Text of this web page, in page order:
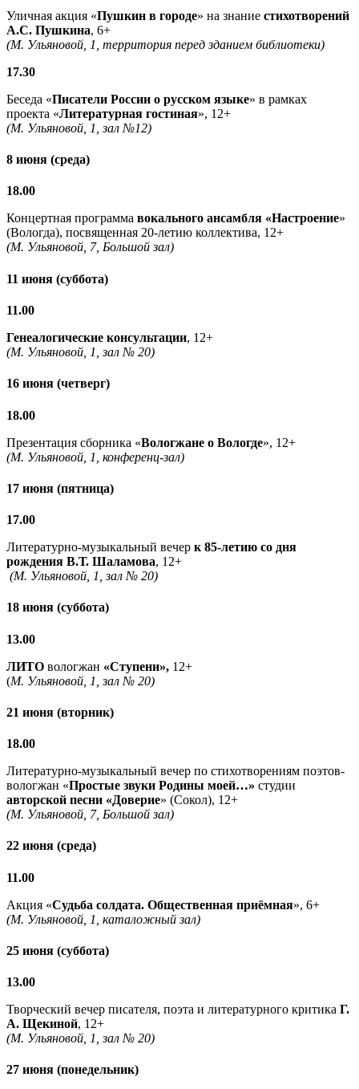
Уличная акция «Пушкин в городе» на знание стихотворений
А.С. Пушкина, 6+
(М. Ульяновой, 1, территория перед зданием библиотеки)
17.30
Беседа «Писатели России о русском языке» в рамках
проекта «Литературная гостиная», 12+
(М. Ульяновой, 1, зал №12)
8 июня (среда)
18.00
Концертная программа вокального ансамбля «Настроение»
(Вологда), посвященная 20-летию коллектива, 12+
(М. Ульяновой, 7, Большой зал)
11 июня (суббота)
11.00
Генеалогические консультации, 12+
(М. Ульяновой, 1, зал № 20)
16 июня (четверг)
18.00
Презентация сборника «Вологжане о Вологде», 12+
(М. Ульяновой, 1, конференц-зал)
17 июня (пятница)
17.00
Литературно-музыкальный вечер к 85-летию со дня
рождения В.Т. Шаламова, 12+
(М. Ульяновой, 1, зал № 20)
18 июня (суббота)
13.00
ЛИТО вологжан «Ступени», 12+
(М. Ульяновой, 1, зал № 20)
21 июня (вторник)
18.00
Литературно-музыкальный вечер по стихотворениям поэтов-
вологжан «Простые звуки Родины моей…» студии
авторской песни «Доверие» (Сокол), 12+
(М. Ульяновой, 7, Большой зал)
22 июня (среда)
11.00
Акция «Судьба солдата. Общественная приёмная», 6+
(М. Ульяновой, 1, каталожный зал)
25 июня (суббота)
13.00
Творческий вечер писателя, поэта и литературного критика Г.
А. Щекиной, 12+
(М. Ульяновой, 1, зал № 20)
27 июня (понедельник)